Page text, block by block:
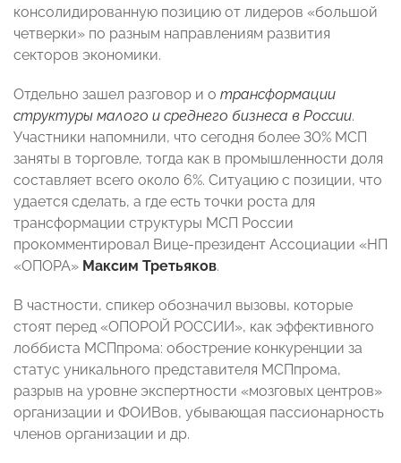
консолидированную позицию от лидеров «большой
четверки» по разным направлениям развития
секторов экономики.
Отдельно зашел разговор и о трансформации
структуры малого и среднего бизнеса в России.
Участники напомнили, что сегодня более 30% МСП
заняты в торговле, тогда как в промышленности доля
составляет всего около 6%. Ситуацию с позиции, что
удается сделать, а где есть точки роста для
трансформации структуры МСП России
прокомментировал Вице-президент Ассоциации «НП
«ОПОРА» Максим Третьяков.
В частности, спикер обозначил вызовы, которые
стоят перед «ОПОРОЙ РОССИИ», как эффективного
лоббиста МСПпрома: обострение конкуренции за
статус уникального представителя МСПпрома,
разрыв на уровне экспертности «мозговых центров»
организации и ФОИВов, убывающая пассионарность
членов организации и др.